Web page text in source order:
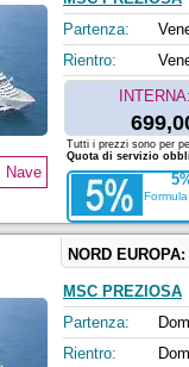
Partenza:
Rientro:
INTERNA:
Nave
Tutti i prezzi sono per
Quota di servizio
NORD EUROPA:
MSC PREZIOSA
Partenza:
Rientro: